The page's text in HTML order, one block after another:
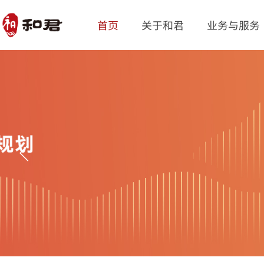
首页 关于和君 业务与服务